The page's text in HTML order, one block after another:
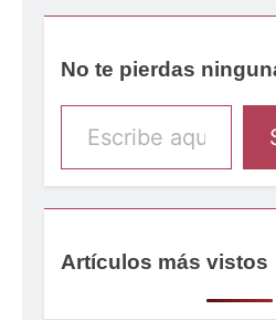
No te pierdas
Escribe aquí tu email
Artículos más vistos